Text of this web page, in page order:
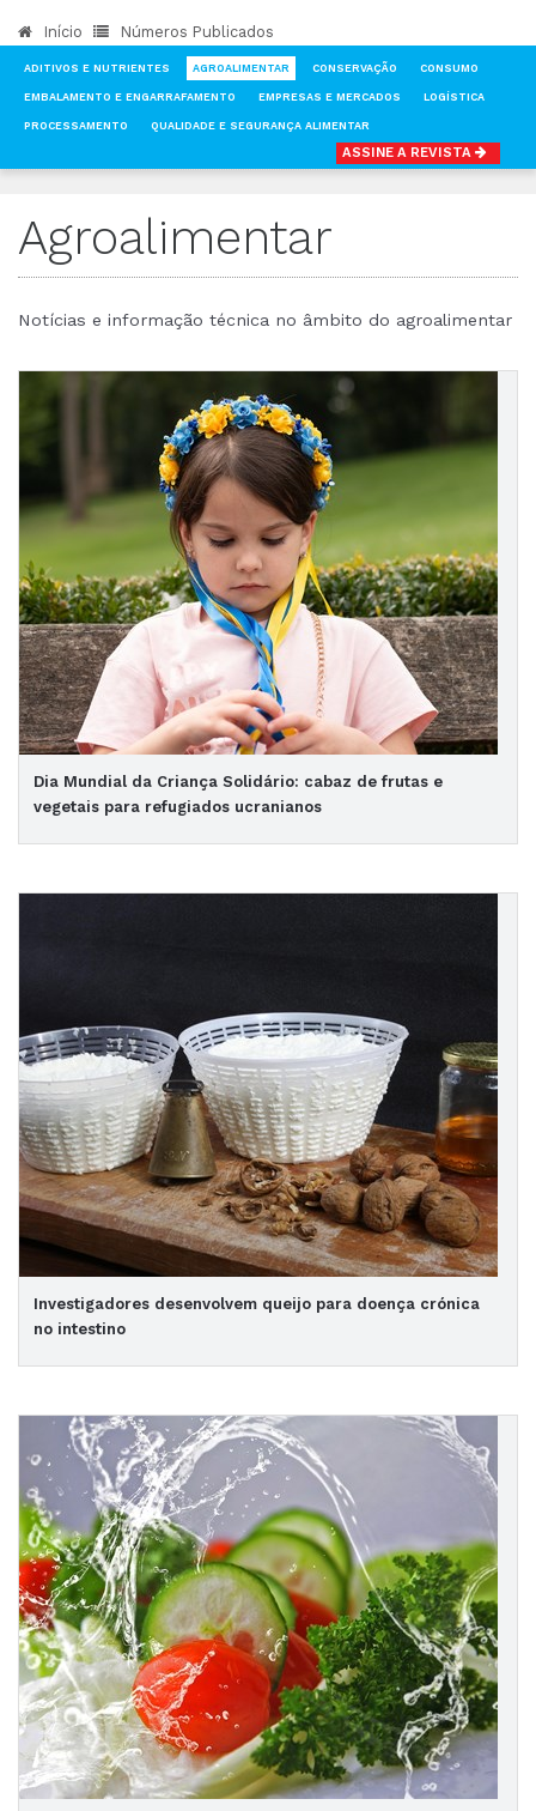
Início Números Publicados
ADITIVOS E NUTRIENTES AGROALIMENTAR CONSERVAÇÃO CONSUMO
EMBALAMENTO E ENGARRAFAMENTO EMPRESAS E MERCADOS LOGÍSTICA
PROCESSAMENTO QUALIDADE E SEGURANÇA ALIMENTAR
ASSINE A REVISTA
Agroalimentar
Notícias e informação técnica no âmbito do agroalimentar
Dia Mundial da Criança Solidário: cabaz de frutas e
vegetais para refugiados ucranianos
Investigadores desenvolvem queijo para doença crónica
no intestino